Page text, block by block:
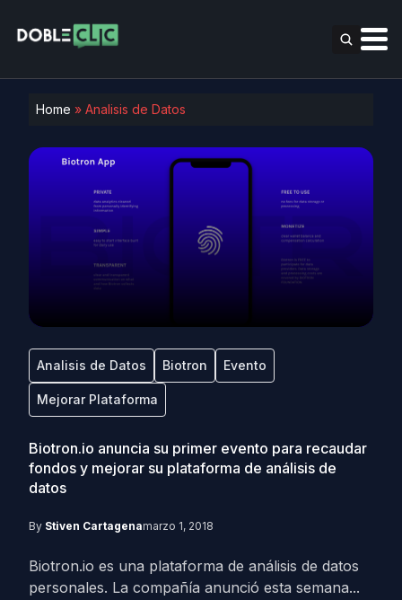
Home » Analisis de Datos
Analisis de Datos Biotron Evento
Mejorar Plataforma
Biotron.io anuncia su primer evento para recaudar
fondos y mejorar su plataforma de análisis de
datos
By Stiven Cartagenamarzo 1, 2018
Biotron.io es una plataforma de análisis de datos
personales. La compañía anunció esta semana...